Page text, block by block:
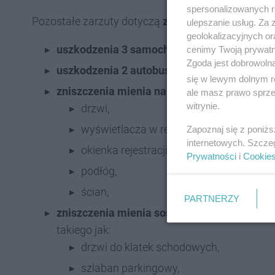
Pozostałe zarzuty dotyczą zniszczenia mienia , w
uszkodzenia 3 samochodów osobowych,
uszkodzenia 2 autobusów miejskich,
zniszczenia mienia na terenie
drzwi,
wyświetlacza w rejestracji,
okienka rejestracji,
podłóg,
ścian,
zniszczenia mienia sosnowieckich
takiego jak:
drzwi do klatek schodowych,
szlaban parkingowy,
spersonalizowanych
ulepszanie usług.
geolokalizacyjnych
cenimy Twoją
Zgoda jest
się w lewym dolnym
ale masz prawo
witrynie.
Zapoznaj się z
internetowych.
Prywatności i
PARTNERZY